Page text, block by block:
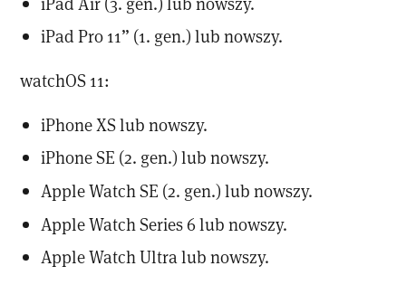
iPad Pro 11” (1. gen.) lub nowszy.
watchOS 11:
iPhone XS lub nowszy.
iPhone SE (2. gen.) lub nowszy.
Apple Watch SE (2. gen.) lub nowszy.
Apple Watch Series 6 lub nowszy.
Apple Watch Ultra lub nowszy.